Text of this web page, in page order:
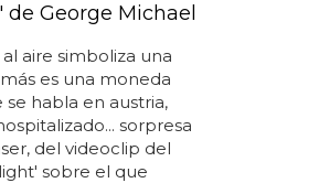
George Michael
aire simboliza una
es una moneda
habla en austria,
sorpresa
del videoclip del
sobre el que